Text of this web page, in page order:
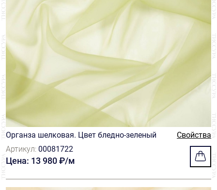
Органза шелковая. Цвет бледно-зеленый
Свойства
Артикул: 00081722
Цена: 13 980 ₽/м